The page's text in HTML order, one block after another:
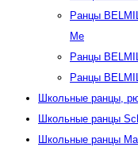
Ранцы
Me
Ранцы
Ранцы
Школьные ранцы,
Школьные ранцы
Школьные ранцы